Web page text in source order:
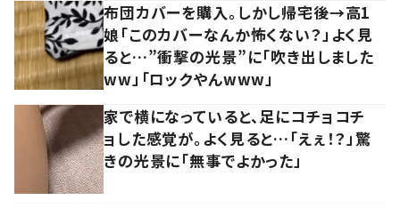
布団カバーを購入。しかし帰宅後→高1
娘「このカバーなんか怖くない？」よく見
ると…”衝撃の光景”に「吹き出しました
ww」「ロックやんwww」
家で横になっていると、足にコチョコチ
ョした感覚が。よく見ると…「えぇ！？」驚
きの光景に「無事でよかった」